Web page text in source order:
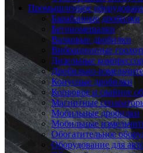
Промышленное
Барабанные дробилки
Бетономешалки
Валковые дробилки
Вибрационные
Дизельные
Дробильно-
Конусные дробилки
Копровое и свайное
Магнитные
Мобильные дробилки
Мобильные
Обогатительное
Оборудование для